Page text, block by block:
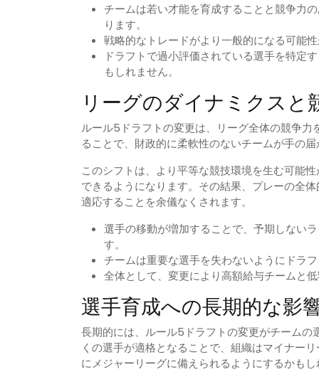
チームは若い才能を育成することと競争力
ります。
戦略的なトレードがより一般的になる可能
ドラフトで過小評価されている選手を特定
もしれません。
リーグのダイナミクスと
ルール5ドラフトの変更は、リーグ全体の競争
ることで、財政的に柔軟性のないチームが手の
このシフトは、より平等な競技環境を生む可能
できるようになります。その結果、プレーの全
適応することを余儀なくされます。
選手の移動が増加することで、予期しない
す。
チームは重要な選手を失わないようにドラ
全体として、変更により高額給与チームと
選手育成への長期的な影
長期的には、ルール5ドラフトの変更がチーム
くの選手が適格となることで、組織はマイナー
にメジャーリーグに備えられるようにするかもし